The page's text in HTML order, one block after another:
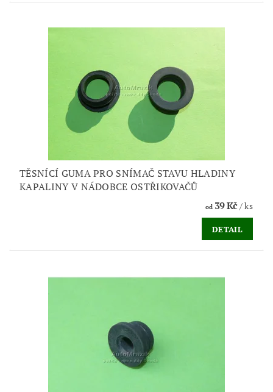
TĚSNÍCÍ GUMA PRO SNÍMAČ STAVU HLADINY
KAPALINY V NÁDOBCE OSTŘIKOVAČŮ
od39 Kč/ ks
DETAIL